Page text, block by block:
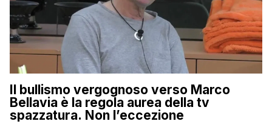
Il bullismo vergognoso verso Marco
Bellavia è la regola aurea della tv
spazzatura. Non l’eccezione